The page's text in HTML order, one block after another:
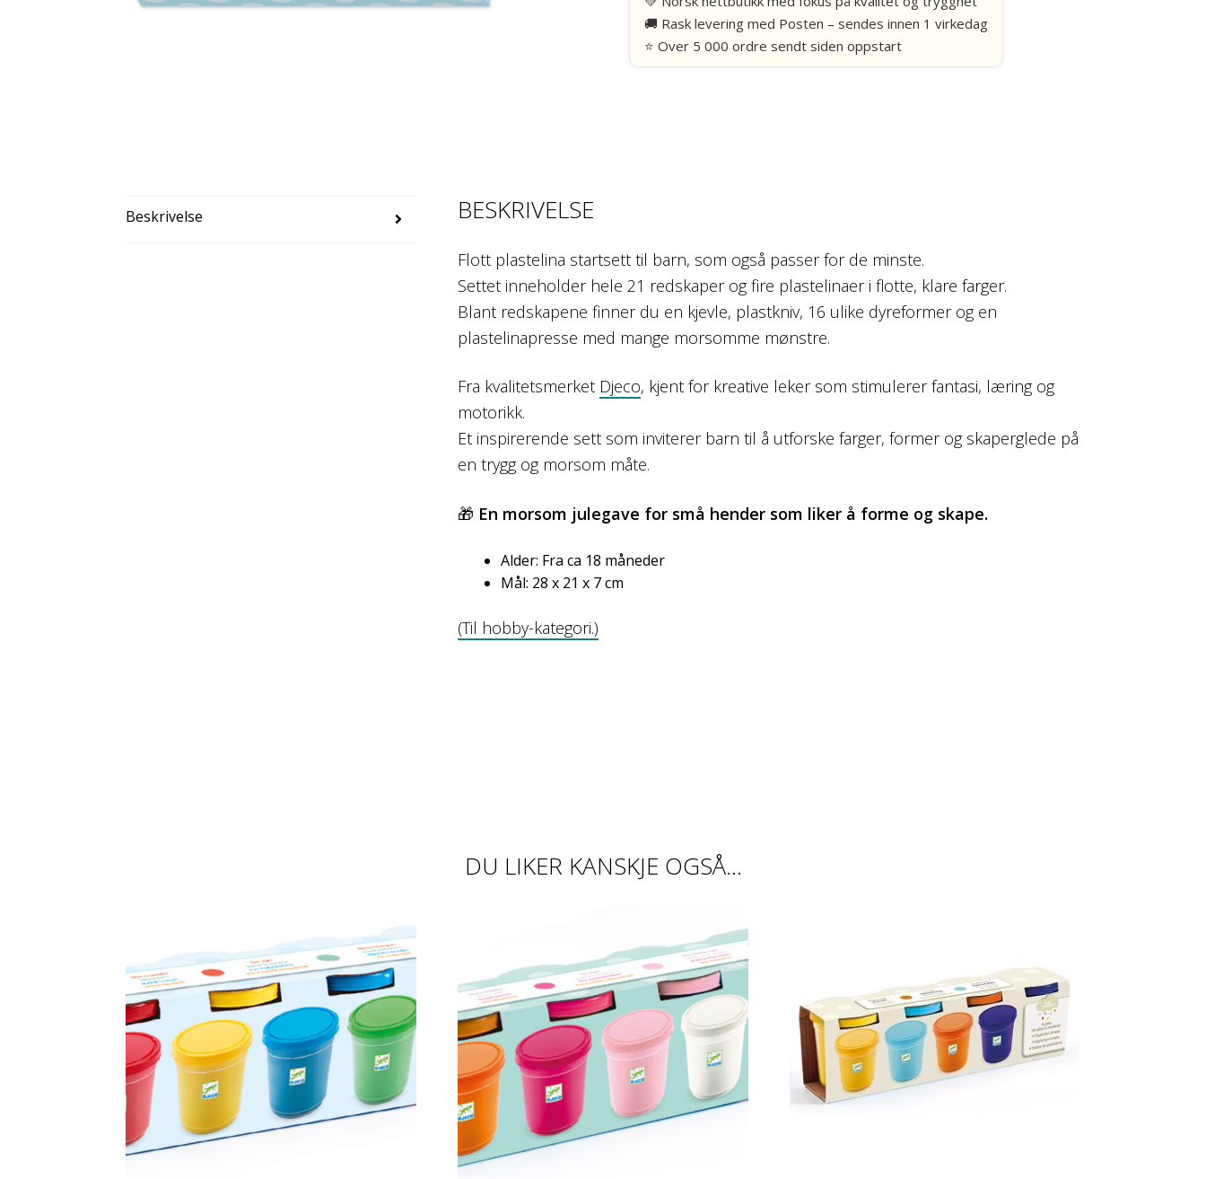
🚚 Rask levering med Posten – sendes innen 1 virkedag
⭐ Over 5 000 ordre sendt siden oppstart
Beskrivelse BESKRIVELSE
Flott plastelina startsett til barn, som også passer for de minste.
Settet inneholder hele 21 redskaper og fire plastelinaer i flotte, klare farger.
Blant redskapene finner du en kjevle, plastkniv, 16 ulike dyreformer og en
plastelinapresse med mange morsomme mønstre.
Fra kvalitetsmerket Djeco, kjent for kreative leker som stimulerer fantasi, læring og
motorikk.
Et inspirerende sett som inviterer barn til å utforske farger, former og skaperglede på
en trygg og morsom måte.
🎁 En morsom julegave for små hender som liker å forme og skape.
Alder: Fra ca 18 måneder
Mål: 28 x 21 x 7 cm
(Til hobby-kategori.)
DU LIKER KANSKJE OGSÅ…